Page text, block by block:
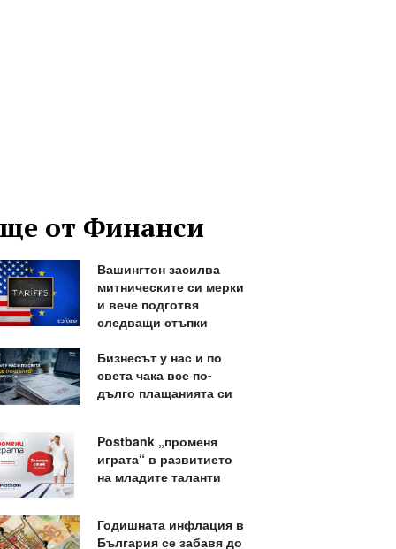
от Финанси
Вашингтон засилва
митническите си мерки
и вече подготвя
следващи стъпки
Бизнесът у нас и по
света чака все по-
дълго плащанията си
Postbank „променя
играта“ в развитието
на младите таланти
Годишната инфлация в
България се забавя до